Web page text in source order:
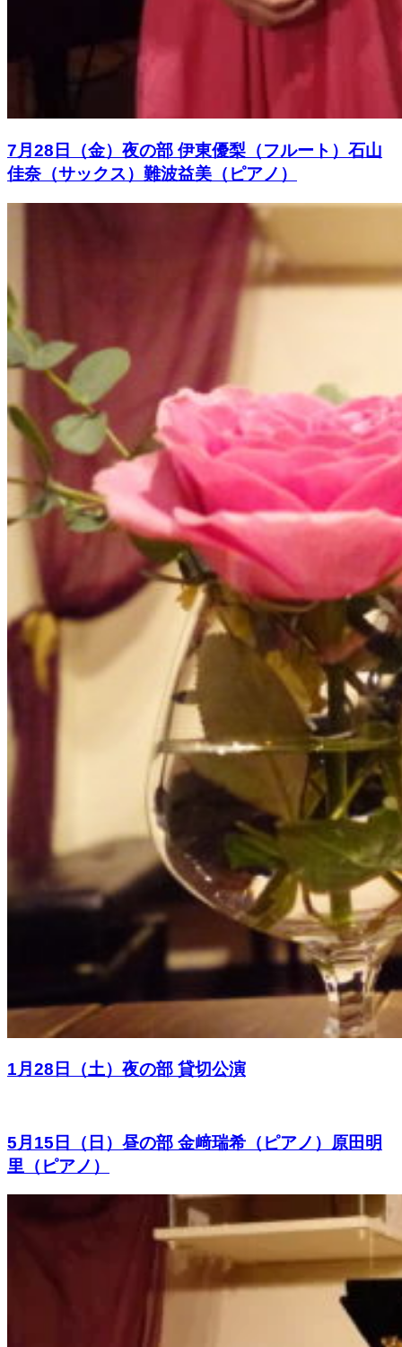
7月28日（金）夜の部 伊東優梨（フルート）石山
佳奈（サックス）難波益美（ピアノ）
1月28日（土）夜の部 貸切公演
5月15日（日）昼の部 金﨑瑞希（ピアノ）原田明
里（ピアノ）